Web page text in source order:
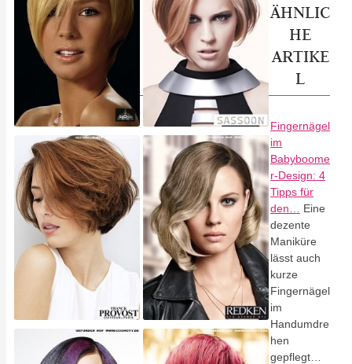
ÄHNLIC
HE
ARTIKE
L
Fingernägel
im
Babyboome
r-Design: 4
Tipps für
den…
Eine
dezente
Maniküre
lässt auch
kurze
Fingernägel
im
Handumdre
hen
gepflegt…